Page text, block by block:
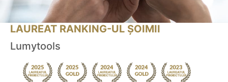
LAUREAT RANKING-UL ȘOIMII
Lumytools